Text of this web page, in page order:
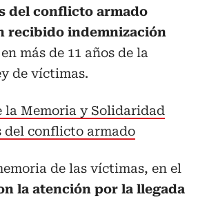
del conflicto armado
recibido indemnización
en más de 11 años de la
de víctimas.
la Memoria y Solidaridad
del conflicto armado
de las víctimas, en el
la atención por la llegada